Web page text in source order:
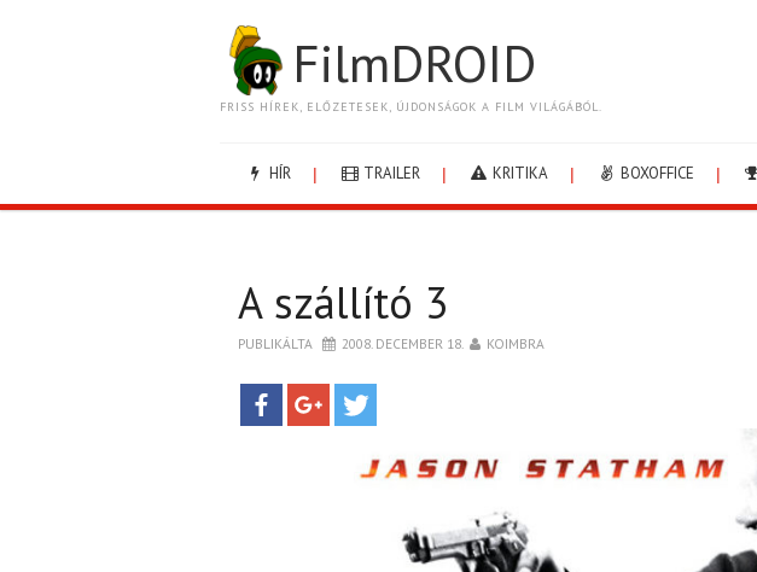
FilmDROID
FRISS HÍREK, ELŐZETESEK, ÚJDONSÁGOK A FILM VILÁGÁBÓL.
HÍR TRAILER KRITIKA BOXOFFICE
A szállító 3
PUBLIKÁLTA 2008. DECEMBER 18. KOIMBRA